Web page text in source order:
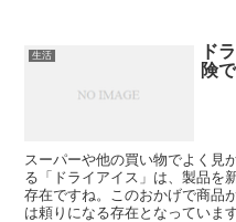
生活
ド
険
スーパーや他の買い物でよく見
る「ドライアイス」は、製品を
存在ですね。このおかげで商品
は頼りになる存在となっていま